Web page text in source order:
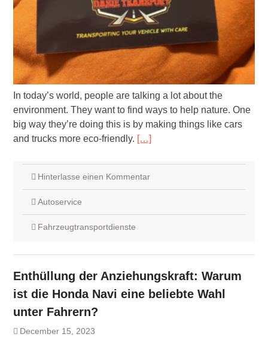
In today’s world, people are talking a lot about the
environment. They want to find ways to help nature. One
big way they’re doing this is by making things like cars
and trucks more eco-friendly. […]
Hinterlasse einen Kommentar
Autoservice
Fahrzeugtransportdienste
Enthüllung der Anziehungskraft: Warum
ist die Honda Navi eine beliebte Wahl
unter Fahrern?
December 15, 2023